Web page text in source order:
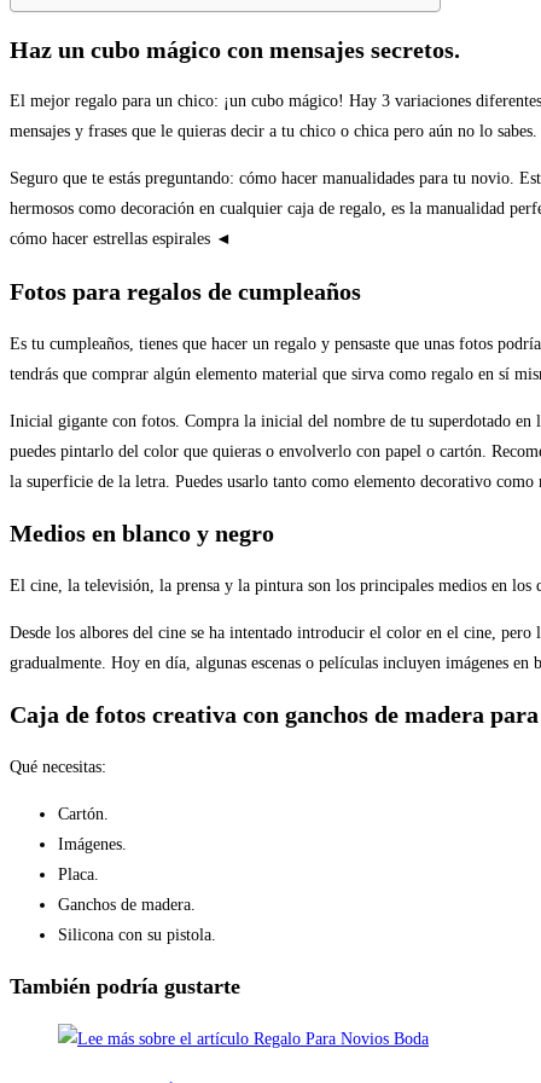
Haz un cubo mágico con mensajes secretos.
El mejor regalo para un chico: ¡un cubo mágico! Hay 3 variaciones
mensajes y frases que le quieras decir a tu chico o chica pero aún no lo
Seguro que te estás preguntando: cómo hacer manualidades para tu novio.
hermosos como decoración en cualquier caja de regalo, es la manualidad
cómo hacer estrellas espirales ◄
Fotos para regalos de cumpleaños
Es tu cumpleaños, tienes que hacer un regalo y pensaste que unas fotos
tendrás que comprar algún elemento material que sirva como regalo en sí
Inicial gigante con fotos. Compra la inicial del nombre de tu superdotado en
puedes pintarlo del color que quieras o envolverlo con papel o cartón.
la superficie de la letra. Puedes usarlo tanto como elemento decorativo como
Medios en blanco y negro
El cine, la televisión, la prensa y la pintura son los principales medios en
Desde los albores del cine se ha intentado introducir el color en el cine,
gradualmente. Hoy en día, algunas escenas o películas incluyen imágenes
Caja de fotos creativa con ganchos de madera
Qué necesitas:
Cartón.
Imágenes.
Placa.
Ganchos de madera.
Silicona con su pistola.
También podría gustarte